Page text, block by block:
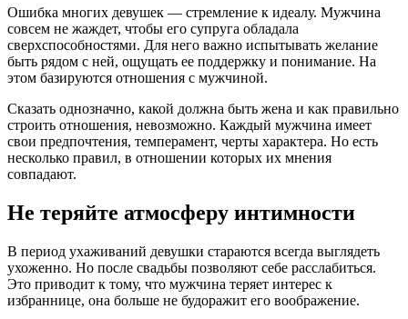
Ошибка многих девушек — стремление к идеалу. Мужчина
совсем не жаждет, чтобы его супруга обладала
сверхспособностями. Для него важно испытывать желание
быть рядом с ней, ощущать ее поддержку и понимание. На
этом базируются отношения с мужчиной.
Сказать однозначно, какой должна быть жена и как правильно
строить отношения, невозможно. Каждый мужчина имеет
свои предпочтения, темперамент, черты характера. Но есть
несколько правил, в отношении которых их мнения
совпадают.
Не теряйте атмосферу интимности
В период ухаживаний девушки стараются всегда выглядеть
ухоженно. Но после свадьбы позволяют себе расслабиться.
Это приводит к тому, что мужчина теряет интерес к
избраннице, она больше не будоражит его воображение.